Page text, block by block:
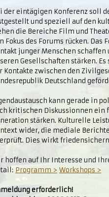
der eintägigen Konferenz soll
und speziell auf den
die Bereiche Film und
Fokus des Forums rücken.
junger Menschen schaffen
Gesellschaften stärken.
Kontakte zwischen den
Deutschland
kann gerade in
kritischen Diskussionnen
stärken. Kulturelle
wider, die mediale
Dies wirkt
hoffen auf Ihr Interesse und
Programm > Workshops >
erforderlich!